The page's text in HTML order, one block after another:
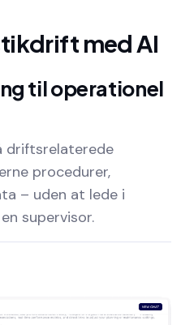
med AI
til operationel
driftsrelaterede
procedurer,
– uden at lede i
supervisor.